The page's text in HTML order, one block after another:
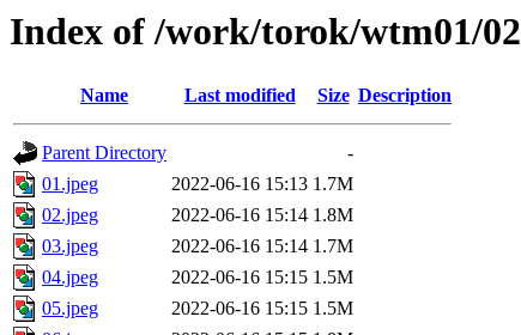
Index of /work/torok/wtm01/02
Name Last modified Size Description
Parent Directory
-
01.jpeg
2022-06-16 15:13 1.7M
02.jpeg
2022-06-16 15:14 1.8M
03.jpeg
2022-06-16 15:14 1.7M
04.jpeg
2022-06-16 15:15 1.5M
05.jpeg
2022-06-16 15:15 1.5M